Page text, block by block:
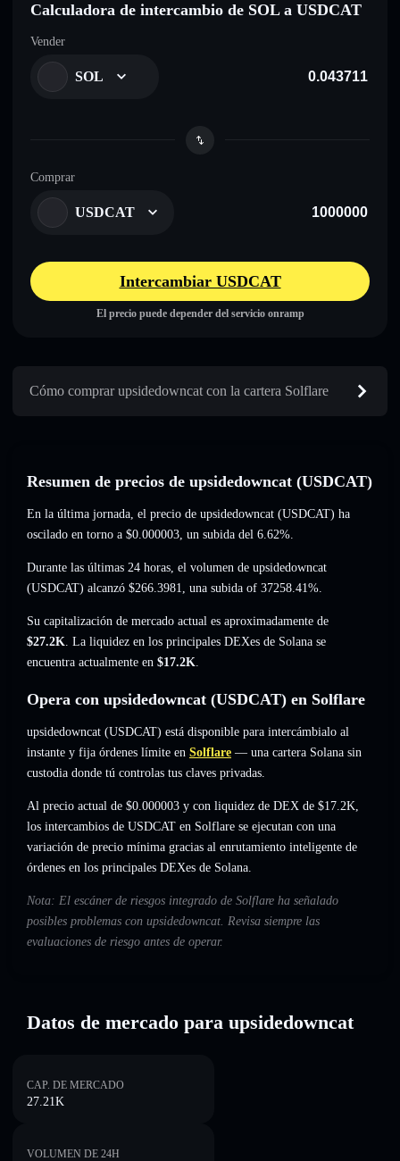
Calculadora de intercambio de SOL a USDCAT
Vender
SOL
Comprar
USDCAT
Intercambiar USDCAT
El precio puede depender del servicio onramp
Cómo comprar upsidedowncat con la cartera Solflare
Resumen de precios de upsidedowncat (USDCAT)
En la última jornada, el precio de upsidedowncat (USDCAT) ha
oscilado en torno a $0.000003, un subida del 6.62%.
Durante las últimas 24 horas, el volumen de upsidedowncat
(USDCAT) alcanzó $266.3981, una subida of 37258.41%.
Su capitalización de mercado actual es aproximadamente de
$27.2K. La liquidez en los principales DEXes de Solana se
encuentra actualmente en $17.2K.
Opera con upsidedowncat (USDCAT) en Solflare
upsidedowncat (USDCAT) está disponible para intercámbialo al
instante y fija órdenes límite en Solflare — una cartera Solana sin
custodia donde tú controlas tus claves privadas.
Al precio actual de $0.000003 y con liquidez de DEX de $17.2K,
los intercambios de USDCAT en Solflare se ejecutan con una
variación de precio mínima gracias al enrutamiento inteligente de
órdenes en los principales DEXes de Solana.
Nota: El escáner de riesgos integrado de Solflare ha señalado
posibles problemas con upsidedowncat. Revisa siempre las
evaluaciones de riesgo antes de operar.
Datos de mercado para upsidedowncat
CAP. DE MERCADO
27.21K
VOLUMEN DE 24H